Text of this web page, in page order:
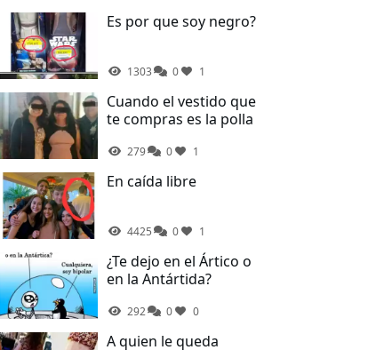
Es por que soy negro?
1303 0 1
Cuando el vestido que
te compras es la polla
279 0 1
En caída libre
4425 0 1
¿Te dejo en el Ártico o
en la Antártida?
292 0 0
A quien le queda